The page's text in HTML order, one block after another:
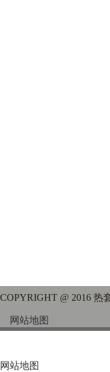
COPYRIGHT @ 2016 热
网站地图
网站地图